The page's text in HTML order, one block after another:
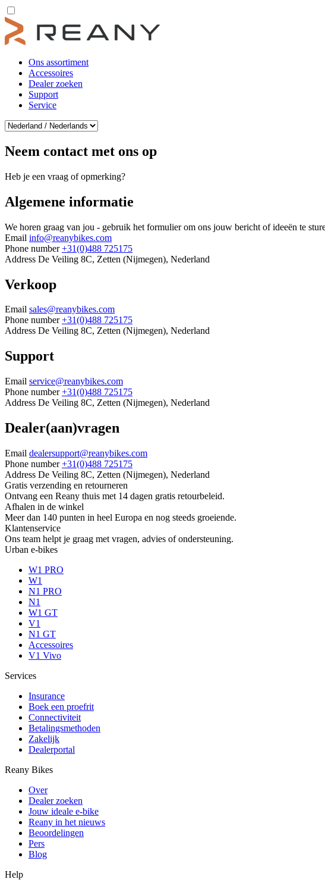
Ons assortiment
Accessoires
Dealer zoeken
Support
Service
Neem contact met ons op
Heb je een vraag of opmerking?
Algemene informatie
We horen graag van jou - gebruik het formulier om ons jouw bericht of ideeën te
Email info@reanybikes.com
Phone number +31(0)488 725175
Address De Veiling 8C, Zetten (Nijmegen), Nederland
Verkoop
Email sales@reanybikes.com
Phone number +31(0)488 725175
Address De Veiling 8C, Zetten (Nijmegen), Nederland
Support
Email service@reanybikes.com
Phone number +31(0)488 725175
Address De Veiling 8C, Zetten (Nijmegen), Nederland
Dealer(aan)vragen
Email dealersupport@reanybikes.com
Phone number +31(0)488 725175
Address De Veiling 8C, Zetten (Nijmegen), Nederland
Gratis verzending en retourneren
Ontvang een Reany thuis met 14 dagen gratis retourbeleid.
Afhalen in de winkel
Meer dan 140 punten in heel Europa en nog steeds groeiende.
Klantenservice
Ons team helpt je graag met vragen, advies of ondersteuning.
Urban e-bikes
W1 PRO
W1
N1 PRO
N1
W1 GT
V1
N1 GT
Accessoires
V1 Vivo
Services
Insurance
Boek een proefrit
Connectiviteit
Betalingsmethoden
Zakelijk
Dealerportal
Reany Bikes
Over
Dealer zoeken
Jouw ideale e-bike
Reany in het nieuws
Beoordelingen
Pers
Blog
Help